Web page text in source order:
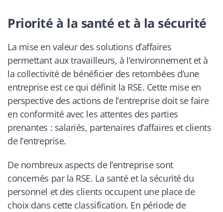
Priorité à la santé et à la sécurité
La mise en valeur des solutions d’affaires
permettant aux travailleurs, à l’environnement et à
la collectivité de bénéficier des retombées d’une
entreprise est ce qui définit la RSE. Cette mise en
perspective des actions de l’entreprise doit se faire
en conformité avec les attentes des parties
prenantes : salariés, partenaires d’affaires et clients
de l’entreprise.
De nombreux aspects de l’entreprise sont
concernés par la RSE. La santé et la sécurité du
personnel et des clients occupent une place de
choix dans cette classification. En période de